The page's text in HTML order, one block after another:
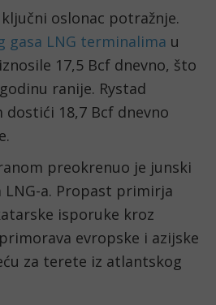
oslonac potražnje.
gasa LNG terminalima u
17,5 Bcf dnevno, što
ranije. Rystad
dostići 18,7 Bcf dnevno
preokrenuo je junski
LNG-a. Propast primirja
isporuke kroz
evropske i azijske
za terete iz atlantskog